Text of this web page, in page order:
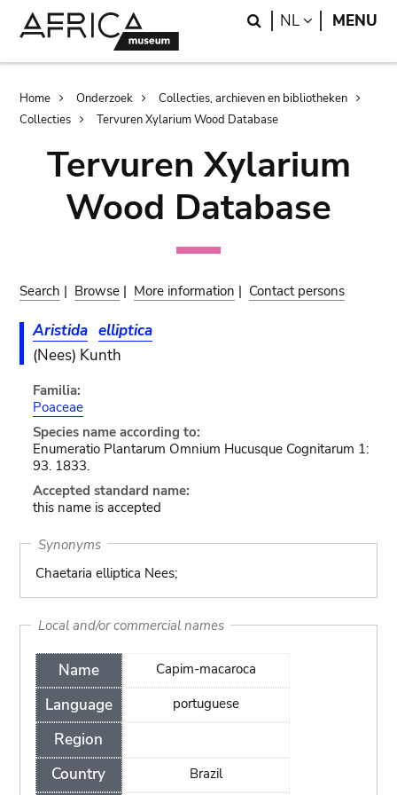
Search
NL LANGUAGE
MENU
Breadcrumb
Home Onderzoek
Collecties, archieven en bibliotheken
Collecties
Tervuren Xylarium Wood Database
Tervuren Xylarium
Wood Database
Search | Browse | More information | Contact persons
Aristida elliptica
(Nees) Kunth
Familia:
Poaceae
Species name according to:
Enumeratio Plantarum Omnium Hucusque Cognitarum 1:
93. 1833.
Accepted standard name:
this name is accepted
Synonyms
Chaetaria elliptica Nees;
Local and/or commercial names
Name
Language
Region
Country
Capim-macaroca
portuguese
Brazil